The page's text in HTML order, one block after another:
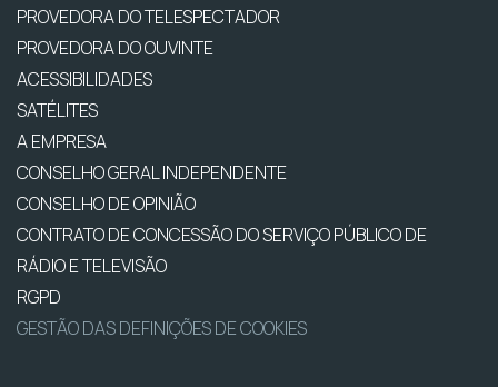
PROVEDORA DO TELESPECTADOR
PROVEDORA DO OUVINTE
ACESSIBILIDADES
SATÉLITES
A EMPRESA
CONSELHO GERAL INDEPENDENTE
CONSELHO DE OPINIÃO
CONTRATO DE CONCESSÃO DO SERVIÇO PÚBLICO DE
RÁDIO E TELEVISÃO
RGPD
GESTÃO DAS DEFINIÇÕES DE COOKIES